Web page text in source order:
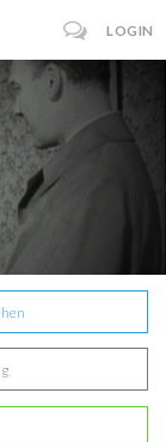
LOGIN